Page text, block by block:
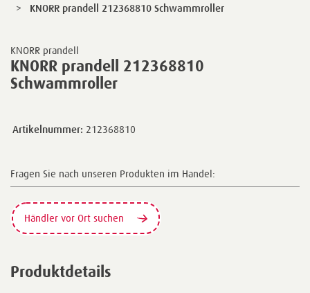
KNORR prandell
KNORR prandell 212368810
Schwammroller
>
KNORR prandell 212368810 Schwammroller
Artikelnummer: 212368810
Fragen Sie nach unseren Produkten im Handel:
Händler vor Ort suchen
Produktdetails